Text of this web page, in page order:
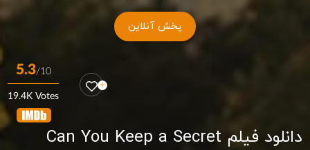
پخش آنلاین
5.3/10
19.4K Votes
دانلود فیلم Can You Keep a Secret